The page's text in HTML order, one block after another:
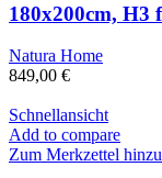
180x200cm, H3
Natura Home
849,00 €
Schnellansicht
Add to compare
Zum Merkzettel